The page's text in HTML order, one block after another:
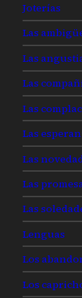
Joterías
Las
Las
Las
Las
Las
Las
Las
Las
Lenguas
Los
Los